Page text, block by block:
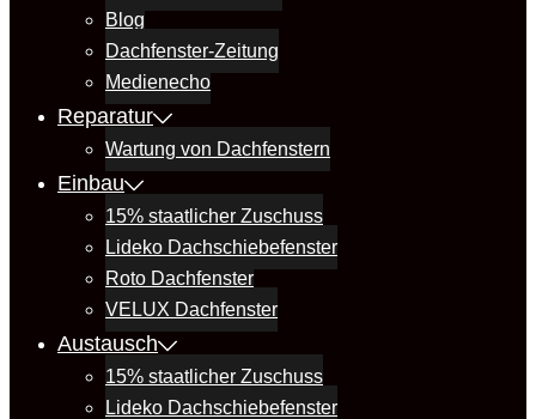
Blog
Dachfenster-Zeitung
Medienecho
Reparatur
Wartung von Dachfenstern
Einbau
15% staatlicher Zuschuss
Lideko Dachschiebefenster
Roto Dachfenster
VELUX Dachfenster
Austausch
15% staatlicher Zuschuss
Lideko Dachschiebefenster